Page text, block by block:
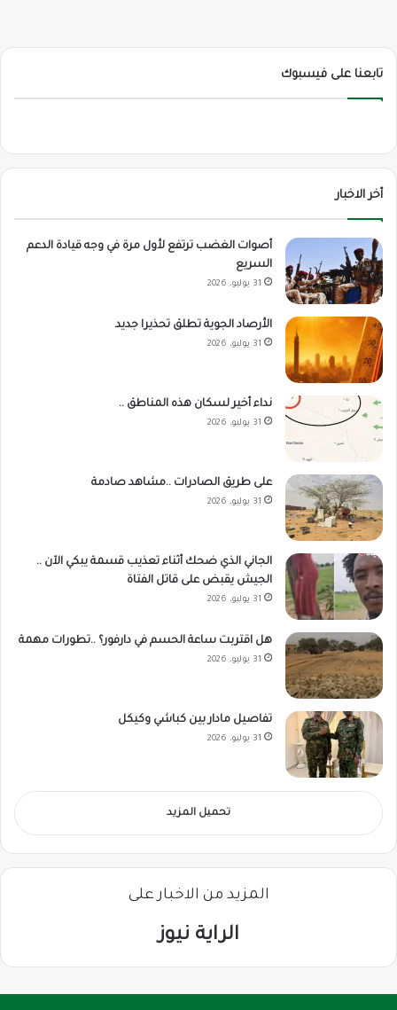
تابعنا على فيسبوك
أخر الاخبار
أصوات الغضب ترتفع لأول مرة في وجه قيادة الدعم
السريع
31 يوليو، 2026
الأرصاد الجوية تطلق تحذيرا جديد
31 يوليو، 2026
نداء أخير لسكان هذه المناطق ..
31 يوليو، 2026
على طريق الصادرات ..مشاهد صادمة
31 يوليو، 2026
الجاني الذي ضحك أثناء تعذيب قسمة يبكي الآن ..
الجيش يقبض على قاتل الفتاة
31 يوليو، 2026
هل اقتربت ساعة الحسم في دارفور؟ ..تطورات مهمة
31 يوليو، 2026
تفاصيل مادار بين كباشي وكيكل
31 يوليو، 2026
تحميل المزيد
المزيد من الاخبار على
الراية نيوز